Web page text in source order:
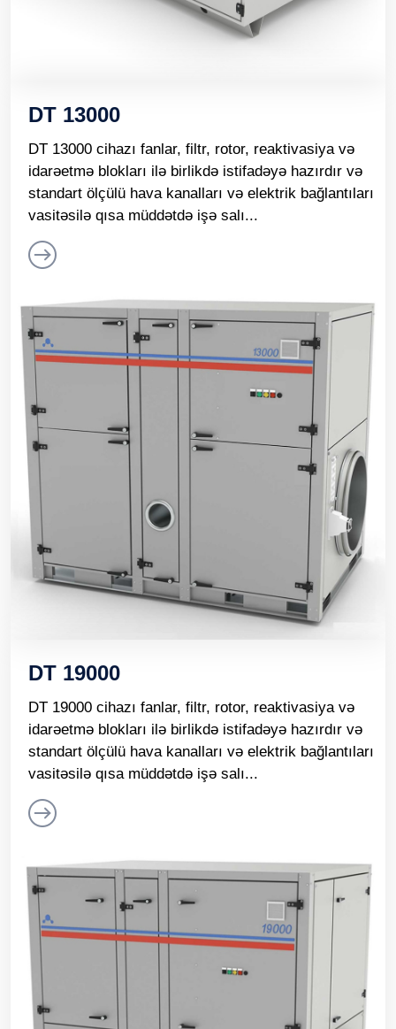
DT 13000
DT 13000 cihazı fanlar, filtr, rotor, reaktivasiya və
idarəetmə blokları ilə birlikdə istifadəyə hazırdır və
standart ölçülü hava kanalları və elektrik bağlantıları
vasitəsilə qısa müddətdə işə salı...
DT 19000
DT 19000 cihazı fanlar, filtr, rotor, reaktivasiya və
idarəetmə blokları ilə birlikdə istifadəyə hazırdır və
standart ölçülü hava kanalları və elektrik bağlantıları
vasitəsilə qısa müddətdə işə salı...